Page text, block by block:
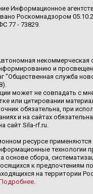
Информационное
Роскомнадзором
77 - 73829.
некоммерческая
и
"Общественная служба
может не совпадать с
или цитировании
обязательна, при
и на сайтах
сайт Sila-rf.ru.
ресурсе
технологии
основе сбора,
к предпочтениям
на территории
.